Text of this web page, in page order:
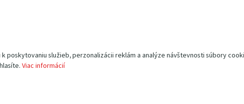
poskytovaniu služieb, perzonalizácii reklám a analýze návštevnosti súbory
Viac informácií
bremená sa budú
Samozrejmosťou je
Hlavní charakteristika: